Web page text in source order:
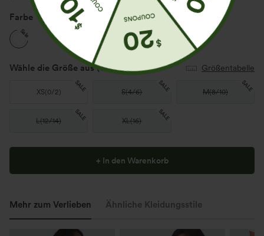
Farbe Weiß
Sale
Wähle die Größe aus(US) Größentabelle
XS(0/2) SALE S(4/6) SALE M(8/10) SALE
L(12/14) SALE XL(16) SALE
+ In den Warenkorb
Mehr zum Verlieben Ähnliche Kleidungsstile